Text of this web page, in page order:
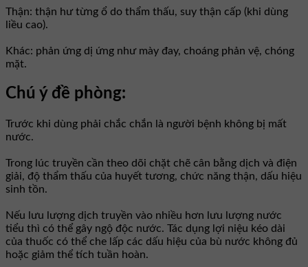
Thận: thận hư từng ổ do thẩm thấu, suy thận cấp (khi dùng
liều cao).
Khác: phản ứng dị ứng như mày đay, choáng phản vệ, chóng
mặt.
Chú ý đề phòng:
Trước khi dùng phải chắc chắn là người bệnh không bị mất
nước.
Trong lúc truyền cần theo dõi chặt chẽ cân bằng dịch và điện
giải, độ thẩm thấu của huyết tương, chức năng thận, dấu hiệu
sinh tồn.
Nếu lưu lượng dịch truyền vào nhiều hơn lưu lượng nước
tiểu thì có thể gây ngộ độc nước. Tác dụng lợi niệu kéo dài
của thuốc có thể che lấp các dấu hiệu của bù nước không đủ
hoặc giảm thể tích tuần hoàn.